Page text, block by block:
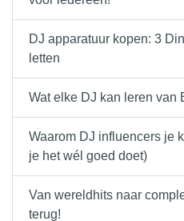
DJ apparatuur kopen: 3
letten
Wat elke DJ kan leren van
Waarom DJ influencers je
je het wél goed doet)
Van wereldhits naar
terug!